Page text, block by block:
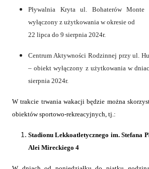
Pływalnia Kryta ul. Bohaterów
wyłączony z użytkowania w okresie od
22 lipca do 9 sierpnia 2024r.
Centrum Aktywności Rodzinnej przy ul.
– obiekt wyłączony z użytkowania w
sierpnia 2024r.
W trakcie trwania wakacji będzie można
obiektów sportowo-rekreacyjnych, tj.:
Stadionu Lekkoatletycznego im. Stefana
Alei Mireckiego 4